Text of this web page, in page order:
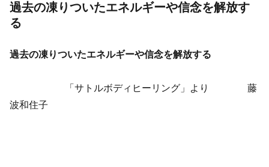
過去の凍りついたエネルギーや信念を解放す
る
過去の凍りついたエネルギーや信念を解放する
「サトルボディヒーリング」より 藤
波和住子